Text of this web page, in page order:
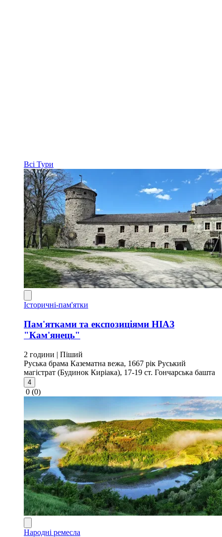
Всі Тури
Історичні-пам'ятки
Пам'ятками та експозиціями НІАЗ
"Кам'янець"
2 години | Піший
Руська брама Казематна вежа, 1667 рік Руський
магістрат (Будинок Киріака), 17-19 ст. Гончарська башта
4
0 (0)
Народні ремесла